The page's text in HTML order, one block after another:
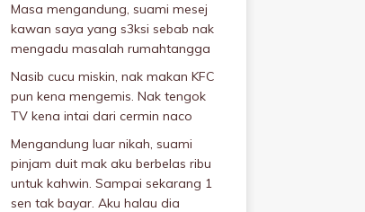
Masa mengandung, suami mesej
kawan saya yang s3ksi sebab nak
mengadu masalah rumahtangga
Nasib cucu miskin, nak makan KFC
pun kena mengemis. Nak tengok
TV kena intai dari cermin naco
Mengandung luar nikah, suami
pinjam duit mak aku berbelas ribu
untuk kahwin. Sampai sekarang 1
sen tak bayar. Aku halau dia